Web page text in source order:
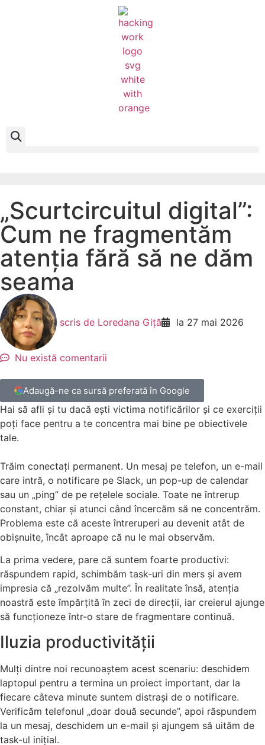
„Scurtcircuitul digital”:
Cum ne fragmentăm
atenția fără să ne dăm
seama
scris de Loredana Giță la 27 mai 2026
Nu există comentarii
Adaugă-ne ca sursă preferată în Google
Hai să afli și tu dacă ești victima notificărilor și ce exerciții
poți face pentru a te concentra mai bine pe obiectivele
tale.
Trăim conectați permanent. Un mesaj pe telefon, un e-mail
care intră, o notificare pe Slack, un pop-up de calendar
sau un „ping” de pe rețelele sociale. Toate ne întrerup
constant, chiar și atunci când încercăm să ne concentrăm.
Problema este că aceste întreruperi au devenit atât de
obișnuite, încât aproape că nu le mai observăm.
La prima vedere, pare că suntem foarte productivi:
răspundem rapid, schimbăm task-uri din mers și avem
impresia că „rezolvăm multe”. În realitate însă, atenția
noastră este împărțită în zeci de direcții, iar creierul ajunge
să funcționeze într-o stare de fragmentare continuă.
Iluzia productivității
Mulți dintre noi recunoaștem acest scenariu: deschidem
laptopul pentru a termina un proiect important, dar la
fiecare câteva minute suntem distrași de o notificare.
Verificăm telefonul „doar două secunde”, apoi răspundem
la un mesaj, deschidem un e-mail și ajungem să uităm de
task-ul inițial.